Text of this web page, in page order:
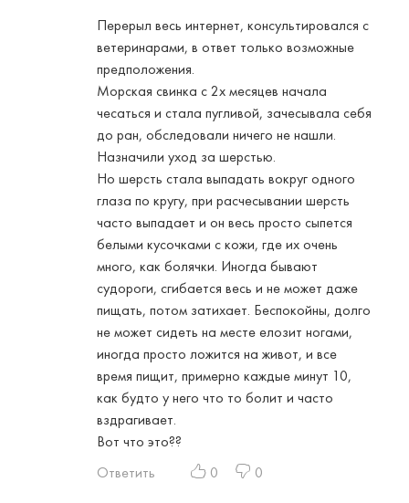
Перерыл весь интернет, консультировался с
ветеринарами, в ответ только возможные
предположения.
Морская свинка с 2х месяцев начала
чесаться и стала пугливой, зачесывала себя
до ран, обследовали ничего не нашли.
Назначили уход за шерстью.
Но шерсть стала выпадать вокруг одного
глаза по кругу, при расчесывании шерсть
часто выпадает и он весь просто сыпется
белыми кусочками с кожи, где их очень
много, как болячки. Иногда бывают
судороги, сгибается весь и не может даже
пищать, потом затихает. Беспокойны, долго
не может сидеть на месте елозит ногами,
иногда просто ложится на живот, и все
время пищит, примерно каждые минут 10,
как будто у него что то болит и часто
вздрагивает.
Вот что это??
Ответить
0 0